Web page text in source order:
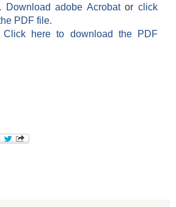
Download adobe Acrobatorclick
PDF file.
Click here to download the PDF